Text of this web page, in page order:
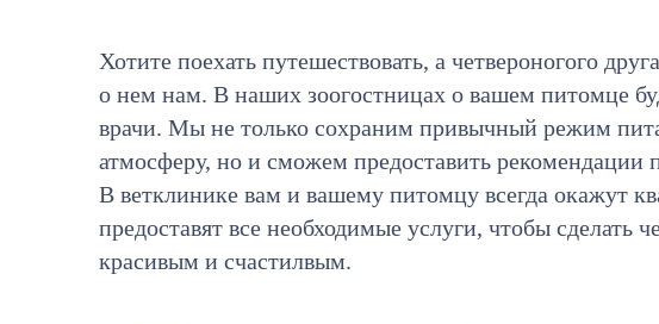
Хотите поехать путешествовать, а четвероногого
о нем нам. В наших зоогостницах о вашем питомце
врачи. Мы не только сохраним привычный режим
атмосферу, но и сможем предоставить
В ветклинике вам и вашему питомцу всегда окажут
предоставят все необходимые услуги, чтобы сделать
красивым и счастилвым.